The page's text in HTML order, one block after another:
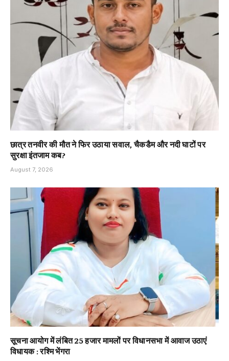
छात्र तनवीर की मौत ने फिर उठाया सवाल, चैकडैम और नदी घाटों पर
सुरक्षा इंतजाम कब?
August 7, 2026
सूचना आयोग में लंबित 25 हजार मामलों पर विधानसभा में आवाज उठाएं
विधायक : रश्मि भेंगरा